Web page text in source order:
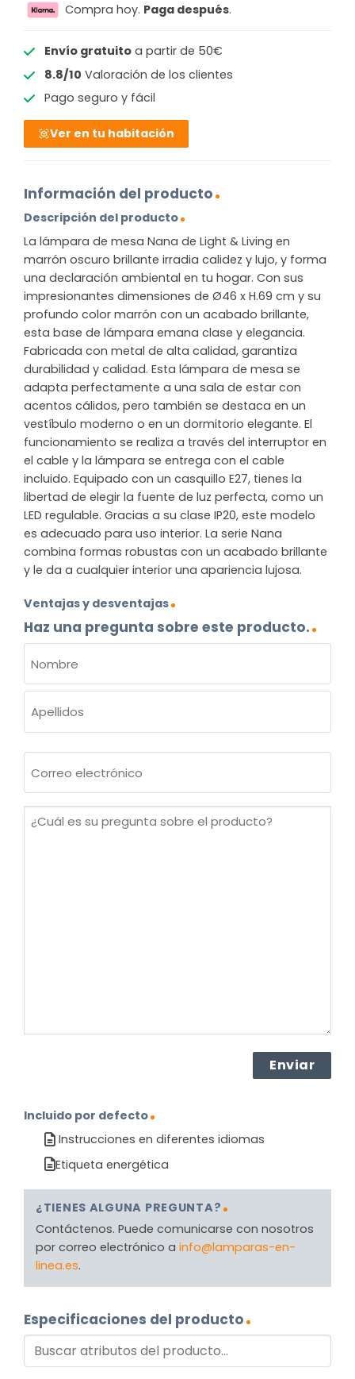
Compra hoy. Paga después.
Envío gratuitoa partir de 50€
8.8/10 Valoración de los clientes
Pago seguro y fácil
Ver en tu habitación
Información del producto
Descripción del producto
La lámpara de mesa Nana de Light & Living en
marrón oscuro brillante irradia calidez y lujo, y forma
una declaración ambiental en tu hogar. Con sus
impresionantes dimensiones de Ø46 x H.69 cm y su
profundo color marrón con un acabado brillante,
esta base de lámpara emana clase y elegancia.
Fabricada con metal de alta calidad, garantiza
durabilidad y calidad. Esta lámpara de mesa se
adapta perfectamente a una sala de estar con
acentos cálidos, pero también se destaca en un
vestíbulo moderno o en un dormitorio elegante. El
funcionamiento se realiza a través del interruptor en
el cable y la lámpara se entrega con el cable
incluido. Equipado con un casquillo E27, tienes la
libertad de elegir la fuente de luz perfecta, como un
LED regulable. Gracias a su clase IP20, este modelo
es adecuado para uso interior. La serie Nana
combina formas robustas con un acabado brillante
y le da a cualquier interior una apariencia lujosa.
Ventajas y desventajas
Haz una pregunta sobre este producto.
(OBLIGATORIO)
Nombre
electrónico
¿Cuál
Incluido por defecto
Instrucciones en diferentes idiomas
Etiqueta energética
¿TIENES ALGUNA PREGUNTA?
Contáctenos. Puede comunicarse con nosotros
por correo electrónico a info@lamparas-en-
linea.es.
Especificaciones del producto